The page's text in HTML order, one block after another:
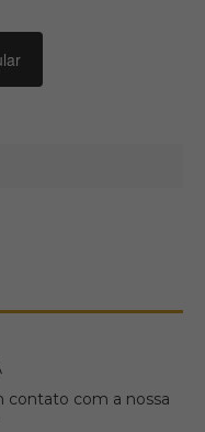
contato com a nossa